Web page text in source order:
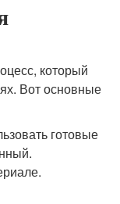
который
Вот основные
готовые